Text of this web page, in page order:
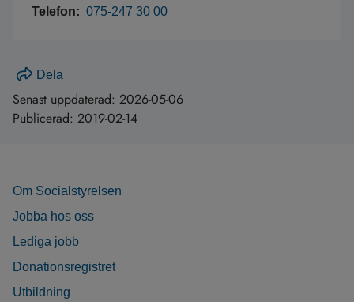
Telefon: 075-247 30 00
Dela
Senast uppdaterad: 2026-05-06
Publicerad: 2019-02-14
Om Socialstyrelsen
Jobba hos oss
Lediga jobb
Donationsregistret
Utbildning